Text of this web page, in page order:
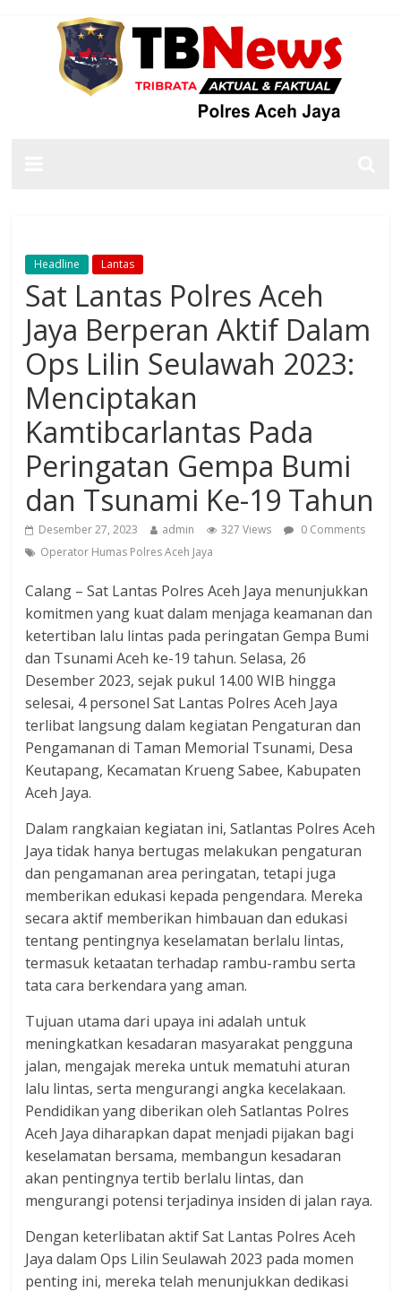
Headline Lantas
Sat Lantas Polres Aceh
Jaya Berperan Aktif Dalam
Ops Lilin Seulawah 2023:
Menciptakan
Kamtibcarlantas Pada
Peringatan Gempa Bumi
dan Tsunami Ke-19 Tahun
Desember 27, 2023 admin 327 Views
0 Comments
Operator Humas Polres Aceh Jaya
Calang – Sat Lantas Polres Aceh Jaya menunjukkan
komitmen yang kuat dalam menjaga keamanan dan
ketertiban lalu lintas pada peringatan Gempa Bumi
dan Tsunami Aceh ke-19 tahun. Selasa, 26
Desember 2023, sejak pukul 14.00 WIB hingga
selesai, 4 personel Sat Lantas Polres Aceh Jaya
terlibat langsung dalam kegiatan Pengaturan dan
Pengamanan di Taman Memorial Tsunami, Desa
Keutapang, Kecamatan Krueng Sabee, Kabupaten
Aceh Jaya.
Dalam rangkaian kegiatan ini, Satlantas Polres Aceh
Jaya tidak hanya bertugas melakukan pengaturan
dan pengamanan area peringatan, tetapi juga
memberikan edukasi kepada pengendara. Mereka
secara aktif memberikan himbauan dan edukasi
tentang pentingnya keselamatan berlalu lintas,
termasuk ketaatan terhadap rambu-rambu serta
tata cara berkendara yang aman.
Tujuan utama dari upaya ini adalah untuk
meningkatkan kesadaran masyarakat pengguna
jalan, mengajak mereka untuk mematuhi aturan
lalu lintas, serta mengurangi angka kecelakaan.
Pendidikan yang diberikan oleh Satlantas Polres
Aceh Jaya diharapkan dapat menjadi pijakan bagi
keselamatan bersama, membangun kesadaran
akan pentingnya tertib berlalu lintas, dan
mengurangi potensi terjadinya insiden di jalan raya.
Dengan keterlibatan aktif Sat Lantas Polres Aceh
Jaya dalam Ops Lilin Seulawah 2023 pada momen
penting ini, mereka telah menunjukkan dedikasi